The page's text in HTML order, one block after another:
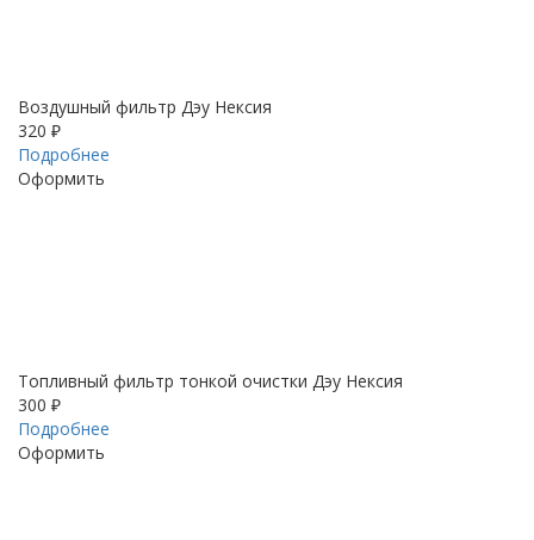
Воздушный фильтр Дэу Нексия
320 ₽
Подробнее
Оформить
Топливный фильтр тонкой очистки Дэу Нексия
300 ₽
Подробнее
Оформить